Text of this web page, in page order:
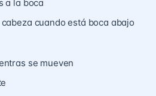
a la boca
cuando está boca abajo
se mueven